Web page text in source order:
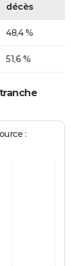
décès
48,4 %
51,6 %
: